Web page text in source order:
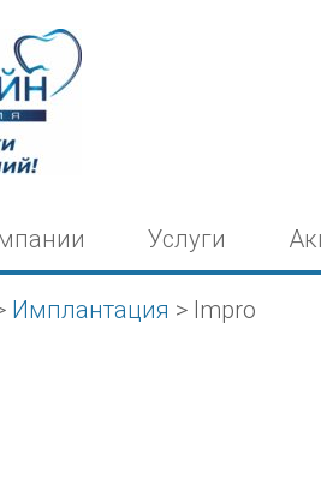
Услуги
Имплантация > Impro